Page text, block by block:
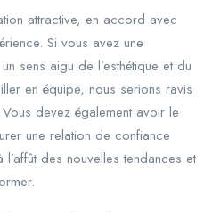
attractive, en accord avec
Si vous avez une
sens aigu de l’esthétique et du
en équipe, nous serions ravis
devez également avoir le
une relation de confiance
des nouvelles tendances et